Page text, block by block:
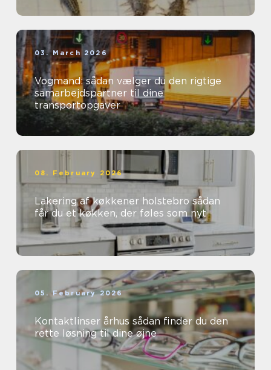
03. March 2026
Vogmand: sådan vælger du den rigtige
samarbejdspartner til dine
transportopgaver
08. February 2026
Lakering af køkkener holstebro sådan
får du et køkken, der føles som nyt
05. February 2026
Kontaktlinser århus sådan finder du den
rette løsning til dine øjne